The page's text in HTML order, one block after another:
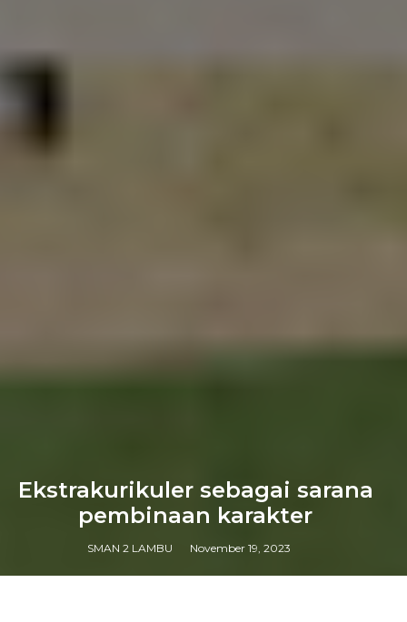
Ekstrakurikuler sebagai sarana
pembinaan karakter
SMAN 2 LAMBU November 19, 2023